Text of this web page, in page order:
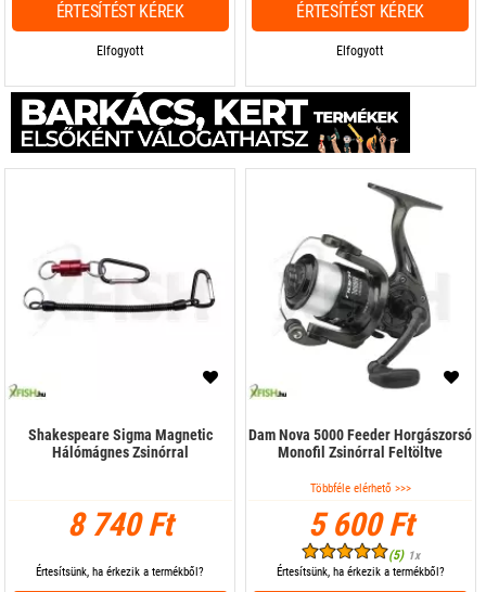
Elfogyott
ÉRTESÍTÉST KÉREK
Elfogyott
ÉRTESÍTÉST KÉREK
Shakespeare Sigma Magnetic
Hálómágnes Zsinórral
8 740 Ft
Értesítsünk, ha érkezik a termékből?
Dam Nova 5000 Feeder Horgászorsó
Monofil Zsinórral Feltöltve
Többféle elérhető >>>
5 600 Ft
(5) 1x
Értesítsünk, ha érkezik a termékből?